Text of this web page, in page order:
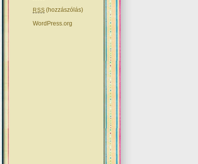
RSS (hozzászólás)
WordPress.org